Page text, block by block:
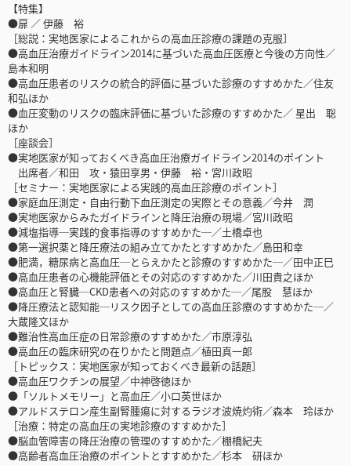
【特集】
●扉 ／ 伊藤 裕
［総説：実地医家によるこれからの高血圧診療の課題の克服］
●高血圧治療ガイドライン2014に基づいた高血圧医療と今後の方向性／
島本和明
●高血圧患者のリスクの統合的評価に基づいた診療のすすめかた／住友
和弘ほか
●血圧変動のリスクの臨床評価に基づいた診療のすすめかた／ 星出 聡
ほか
［座談会］
●実地医家が知っておくべき高血圧治療ガイドライン2014のポイント
出席者／和田 攻・猿田享男・伊藤 裕・宮川政昭
［セミナー：実地医家による実践的高血圧診療のポイント］
●家庭血圧測定・自由行動下血圧測定の実際とその意義／今井 潤
●実地医家からみたガイドラインと降圧治療の現場／宮川政昭
●減塩指導─実践的食事指導のすすめかた─／土橋卓也
●第一選択薬と降圧療法の組み立てかたとすすめかた／島田和幸
●肥満，糖尿病と高血圧─とらえかたと診療のすすめかた─／田中正巳
●高血圧患者の心機能評価とその対応のすすめかた／川田貴之ほか
●高血圧と腎臓─CKD患者への対応のすすめかた─／尾股 慧ほか
●降圧療法と認知能─リスク因子としての高血圧診療のすすめかた─／
大蔵隆文ほか
●難治性高血圧症の日常診療のすすめかた／市原淳弘
●高血圧の臨床研究の在りかたと問題点／植田真一郎
［トピックス：実地医家が知っておくべき最新の話題］
●高血圧ワクチンの展望／中神啓徳ほか
●「ソルトメモリー」と高血圧／小口英世ほか
●アルドステロン産生副腎腫瘍に対するラジオ波焼灼術／森本 玲ほか
［治療：特定の高血圧の実地診療のすすめかた］
●脳血管障害の降圧治療の管理のすすめかた／棚橋紀夫
●高齢者高血圧治療のポイントとすすめかた／杉本 研ほか